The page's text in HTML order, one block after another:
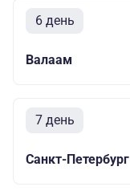
6 день
Валаам
7 день
Санкт-Петербург